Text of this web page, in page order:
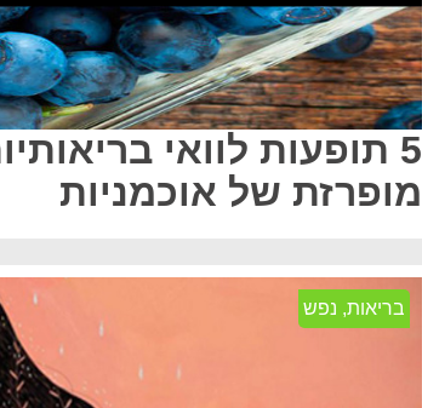
5 תופעות לוואי
מופרזת של אוכמניות
בריאות, נפש